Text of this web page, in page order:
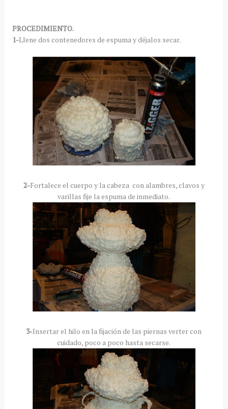
PROCEDIMIENTO.
1-Llene dos contenedores de espuma y déjalos secar.
2-Fortalece el cuerpo y la cabeza con alambres, clavos y
varillas fije la espuma de inmediato.
3-Insertar el hilo en la fijación de las piernas verter con
cuidado, poco a poco hasta secarse.